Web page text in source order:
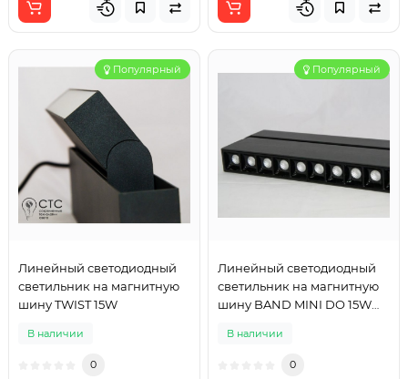
Популярный
Линейный светодиодный
светильник на магнитную
шину TWIST 15W
В наличии
0
Популярный
Линейный светодиодный
светильник на магнитную
шину BAND MINI DO 15W
В наличии
0